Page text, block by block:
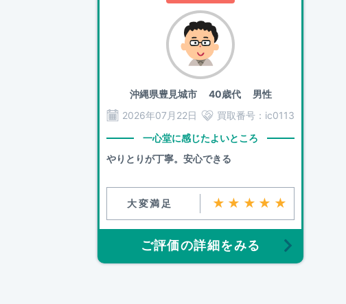
沖縄県豊見城市40歳代 男性
2026年07月22日
買取番号： ic0113
一心堂に感じたよいところ
やりとりが丁寧。安心できる
大変満足 ★★★★★
ご評価の詳細をみる